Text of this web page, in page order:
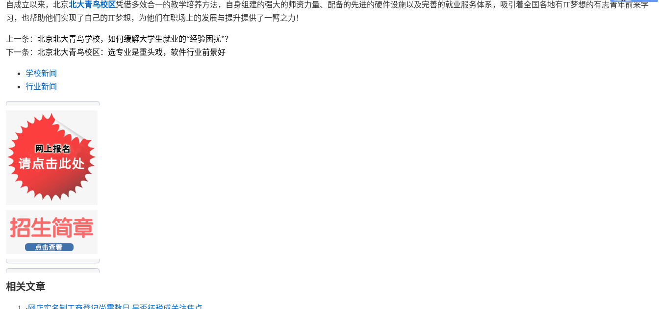
自成立以来，北京北大青鸟校区凭借多效合一的教学培养方法，自身组建的强大的师资力量、配备的先进的硬件设施以及完善的就业服务体系，吸引着全国各地有IT梦想的有志青年前来学
习，也帮助他们实现了自己的IT梦想，为他们在职场上的发展与提升提供了一臂之力！
上一条： 北京北大青鸟学校，如何缓解大学生就业的“经验困扰”？
下一条： 北京北大青鸟校区：选专业是重头戏，软件行业前景好
学校新闻
行业新闻
相关文章